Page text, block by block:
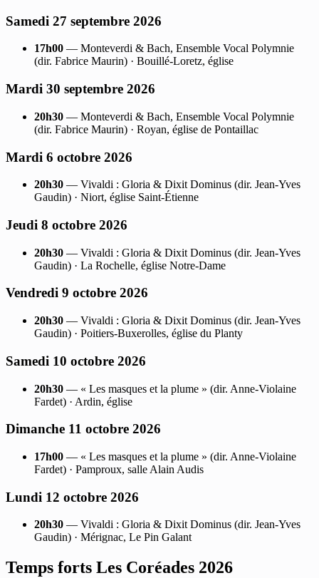
Samedi 27 septembre 2026
17h00 — Monteverdi & Bach, Ensemble Vocal Polymnie
(dir. Fabrice Maurin) · Bouillé-Loretz, église
Mardi 30 septembre 2026
20h30 — Monteverdi & Bach, Ensemble Vocal Polymnie
(dir. Fabrice Maurin) · Royan, église de Pontaillac
Mardi 6 octobre 2026
20h30 — Vivaldi : Gloria & Dixit Dominus (dir. Jean-Yves
Gaudin) · Niort, église Saint-Étienne
Jeudi 8 octobre 2026
20h30 — Vivaldi : Gloria & Dixit Dominus (dir. Jean-Yves
Gaudin) · La Rochelle, église Notre-Dame
Vendredi 9 octobre 2026
20h30 — Vivaldi : Gloria & Dixit Dominus (dir. Jean-Yves
Gaudin) · Poitiers-Buxerolles, église du Planty
Samedi 10 octobre 2026
20h30 — « Les masques et la plume » (dir. Anne-Violaine
Fardet) · Ardin, église
Dimanche 11 octobre 2026
17h00 — « Les masques et la plume » (dir. Anne-Violaine
Fardet) · Pamproux, salle Alain Audis
Lundi 12 octobre 2026
20h30 — Vivaldi : Gloria & Dixit Dominus (dir. Jean-Yves
Gaudin) · Mérignac, Le Pin Galant
Temps forts Les Coréades 2026